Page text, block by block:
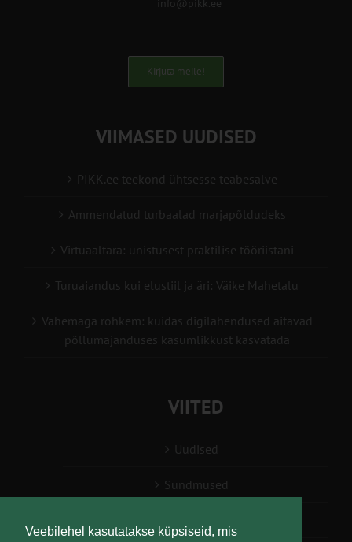
Veebilehel kasutatakse küpsiseid, mis
info@pikk.ee
Kirjuta meile!
VIIMASED UUDISED
PIKK.ee teekond ühtsesse teabesalve
Ammendatud turbaalad marjapõldudeks
Virtuaaltara: unistusest praktilise tööriistani
Turuaiandus kui elustiil ja äri: Väike Mahetalu
Vähemaga rohkem: kuidas digilahendused aitavad
põllumajanduses kasumlikkust kasvatada
VIITED
Uudised
Sündmused